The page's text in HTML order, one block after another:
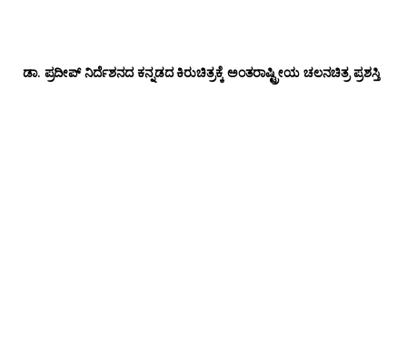
ಡಾ‌. ಪ್ರದೀಪ್‌ ನಿರ್ದೆಶನದ ಕನ್ನಡದ ಕಿರುಚಿತ್ರಕ್ಕೆ ಅಂತರಾಷ್ಟ್ರೀಯ ಚಲನಚಿತ್ರ ಪ್ರಶಸ್ತಿ